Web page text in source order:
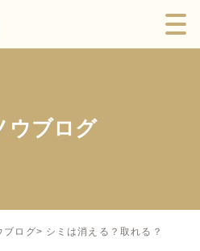
ウブログ
ブログ シミは消える？取れる？